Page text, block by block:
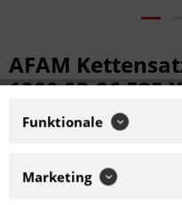
AFAM
1000 03-06 525
Artikel-Nr.:KKF-57147
Kettenkit bzw. Kettensatz für
zugewiesenes Modell gem.
Funktionale
Marketing